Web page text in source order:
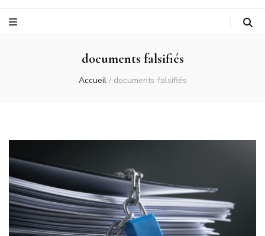
documents falsifiés
Accueil / documents falsifiés